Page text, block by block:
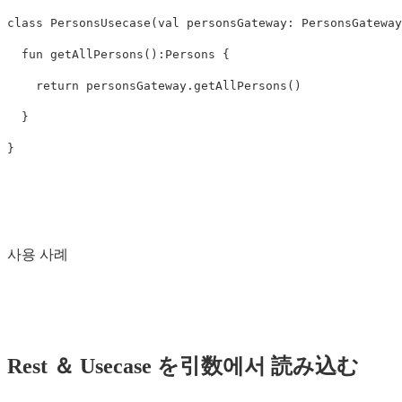
class PersonsUsecase ( val personsGateway : PersonsGateway
fun getAllPersons (): Persons {
return personsGateway . getAllPersons ()
}
}
사용 사례
Rest ＆ Usecase を引数에서 読み込む